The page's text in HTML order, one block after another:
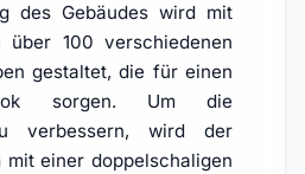
des Gebäudes wird mit
über 100 verschiedenen
gestaltet, die für einen
sorgen. Um die
verbessern, wird der
mit einer doppelschaligen